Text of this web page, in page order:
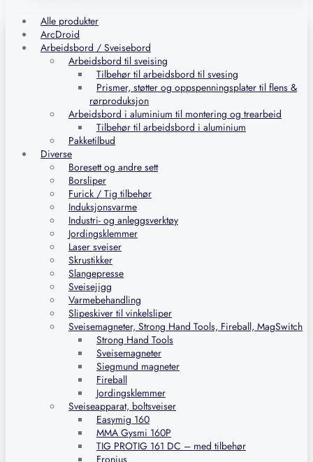
Alle produkter
ArcDroid
Arbeidsbord / Sveisebord
Arbeidsbord til sveising
Tilbehør til arbeidsbord til svesing
Prismer, støtter og oppspenningsplater til flens &
rørproduksjon
Arbeidsbord i aluminium til montering og trearbeid
Tilbehør til arbeidsbord i aluminium
Pakketilbud
Diverse
Boresett og andre sett
Borsliper
Furick / Tig tilbehør
Induksjonsvarme
Industri- og anleggsverktøy
Jordingsklemmer
Laser sveiser
Skrustikker
Slangepresse
Sveisejigg
Varmebehandling
Slipeskiver til vinkelsliper
Sveisemagneter, Strong Hand Tools, Fireball, MagSwitch
Strong Hand Tools
Sveisemagneter
Siegmund magneter
Fireball
Jordingsklemmer
Sveiseapparat, boltsveiser
Easymig 160
MMA Gysmi 160P
TIG PROTIG 161 DC – med tilbehør
Fronius